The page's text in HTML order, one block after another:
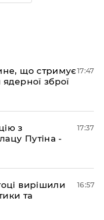
що стримує
ядерної зброї
17:47
з
Путіна -
17:37
вирішили
та
16:57